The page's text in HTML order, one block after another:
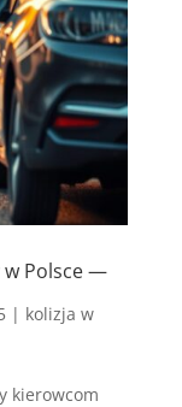
w Polsce —
| kolizja w
kierowcom